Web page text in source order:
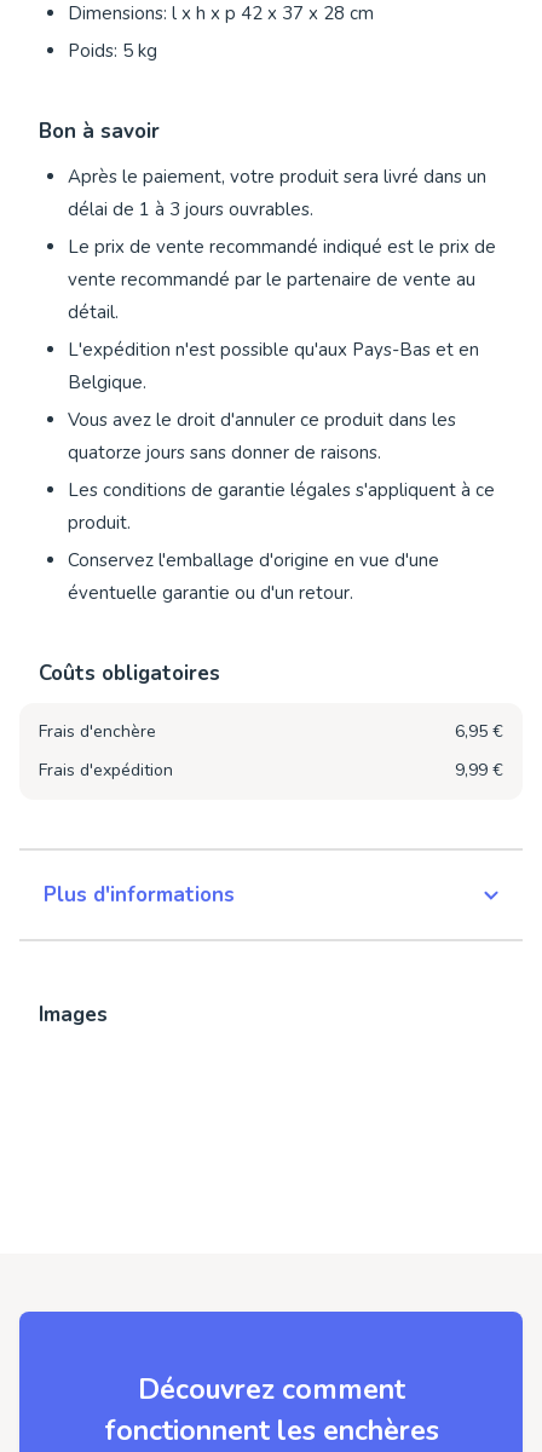
Dimensions: l x h x p 42 x 37 x 28 cm
Poids: 5 kg
Bon à savoir
Après le paiement, votre produit sera livré dans un
délai de 1 à 3 jours ouvrables.
Le prix de vente recommandé indiqué est le prix de
vente recommandé par le partenaire de vente au
détail.
L'expédition n'est possible qu'aux Pays-Bas et en
Belgique.
Vous avez le droit d'annuler ce produit dans les
quatorze jours sans donner de raisons.
Les conditions de garantie légales s'appliquent à ce
produit.
Conservez l'emballage d'origine en vue d'une
éventuelle garantie ou d'un retour.
Coûts obligatoires
Frais d'enchère
6,95 €
Frais d'expédition
9,99 €
Plus d'informations
Images
Découvrez comment
fonctionnent les enchères